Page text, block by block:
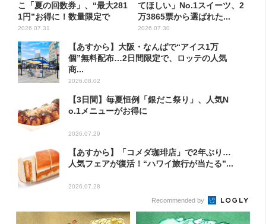
こ「夏の回数券」、“最大281
1円”お得に！数量限定で
2026.07.31
てほしい」No.1スイーツ、2
万3865票から選ばれた...
2026.07.30
【あすから】大阪・なんばで“アイス1万
個”無料配布…2日間限定で、ロッテの人気
商...
2026.08.02
【3日間】毎夏恒例「銀だこ祭り」、人気N
o.1メニューがお得に
2026.07.29
【あすから】「コメダ珈琲店」で2年ぶり…
人気フェアが復活！“ハワイ旅行が当たる”...
2026.07.28
Recommended by